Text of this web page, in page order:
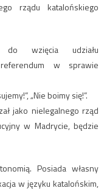
rządu katalońskiego
do wzięcia udziału
w sprawie
„Nie boimy się!”.
jako nielegalnego rząd
w Madrycie, będzie
Posiada własny
w języku katalońskim,